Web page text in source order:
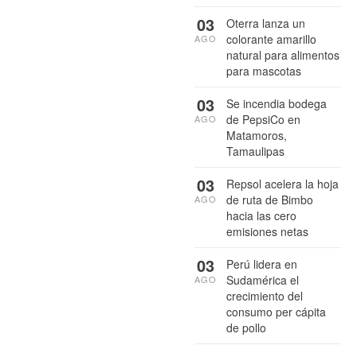
Oterra lanza un
colorante amarillo
natural para alimentos
para mascotas
03
AGO
Se incendia bodega
de PepsiCo en
Matamoros,
Tamaulipas
03
AGO
Repsol acelera la hoja
de ruta de Bimbo
hacia las cero
emisiones netas
03
AGO
Perú lidera en
Sudamérica el
crecimiento del
consumo per cápita
de pollo
03
AGO